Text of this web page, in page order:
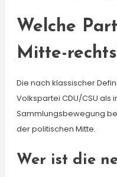
Welche
Mitte-
Die nach klassischer
Volkspartei CDU/CSU als
Sammlungsbewegung
der politischen Mitte.
Wer ist die